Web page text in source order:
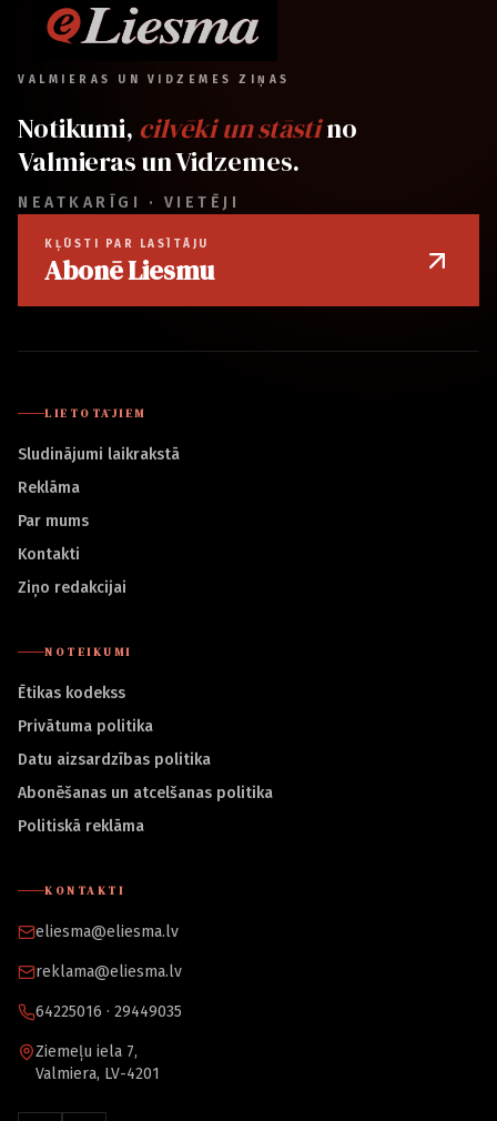
VALMIERAS UN VIDZEMES ZIŅAS
Notikumi, cilvēki un stāstino
Valmieras un Vidzemes.
NEATKARĪGI · VIETĒJI
KĻŪSTI PAR LASĪTĀJU
Abonē Liesmu
LIETOTĀJIEM
Sludinājumi laikrakstā
Reklāma
Par mums
Kontakti
Ziņo redakcijai
NOTEIKUMI
Ētikas kodekss
Privātuma politika
Datu aizsardzības politika
Abonēšanas un atcelšanas politika
Politiskā reklāma
KONTAKTI
eliesma@eliesma.lv
reklama@eliesma.lv
64225016 · 29449035
Ziemeļu iela 7,
Valmiera, LV-4201